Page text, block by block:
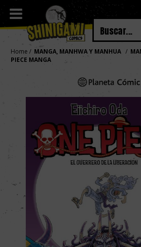
Home MANGA, MANHWA Y MANHUA
PIECE MANGA